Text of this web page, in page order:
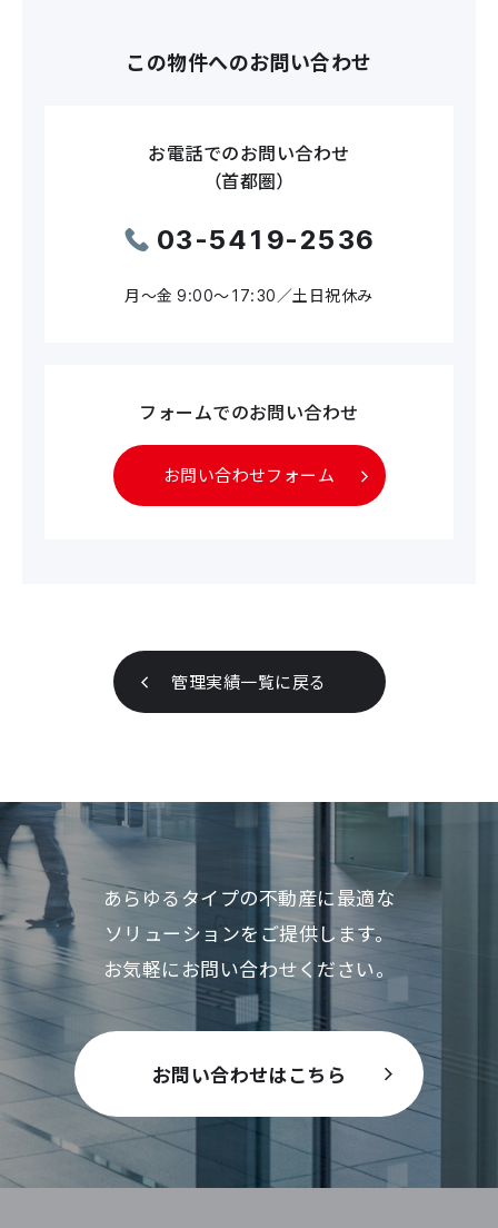
この物件へのお問い合わせ
お電話でのお問い合わせ
（首都圏）
03-5419-2536
月～金 9:00～17:30／土日祝休み
フォームでのお問い合わせ
お問い合わせフォーム
管理実績一覧に戻る
あらゆるタイプの不動産に最適な
ソリューションをご提供します。
お気軽にお問い合わせください。
お問い合わせはこちら